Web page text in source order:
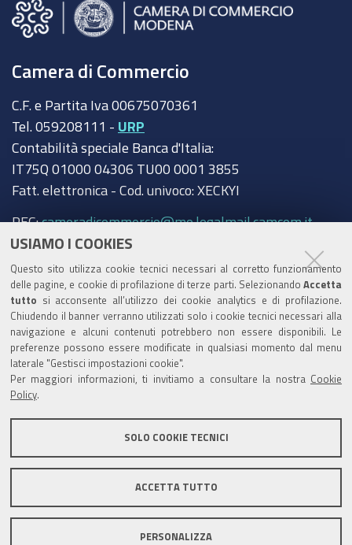
USIAMO I COOKIES
Questo sito utilizza cookie tecnici necessari al corretto funzionamento
delle pagine, e cookie di profilazione di terze parti. Selezionando Accetta
tutto si acconsente all’utilizzo dei cookie analytics e di profilazione.
Chiudendo il banner verranno utilizzati solo i cookie tecnici necessari alla
navigazione e alcuni contenuti potrebbero non essere disponibili. Le
preferenze possono essere modificate in qualsiasi momento dal menu
laterale "Gestisci impostazioni cookie".
Per maggiori informazioni, ti invitiamo a consultare la nostra Cookie
Policy
SOLO COOKIE TECNICI
ACCETTA TUTTO
PERSONALIZZA
Camera di Commercio
C.F. e Partita Iva 00675070361
Tel. 059208111 - URP
Contabilità speciale Banca d'Italia:
IT75Q 01000 04306 TU00 0001 3855
Fatt. elettronica - Cod. univoco: XECKYI
PEC:cameradicommercio@mo.legalmail.camcom.it
Trasparenza
Amministrazione trasparente
Albo Camerale
Pubblicità Legale
Area riservata Amministratori
Informativa generale
Informative privacy
Accessibilità
Note legali